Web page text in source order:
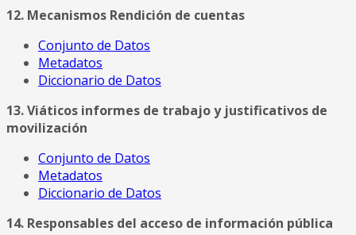
12. Mecanismos Rendición de cuentas
Conjunto de Datos
Metadatos
Diccionario de Datos
13. Viáticos informes de trabajo y justificativos de
movilización
Conjunto de Datos
Metadatos
Diccionario de Datos
14. Responsables del acceso de información pública